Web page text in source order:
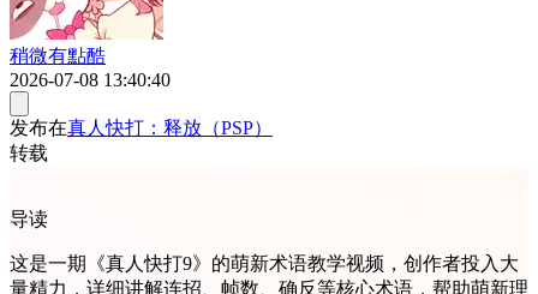
稍微有點酷
2026-07-08 13:40:40
发布在真人快打：释放（PSP）
转载
导读
这是一期《真人快打9》的萌新术语教学视频，创作者投入大
量精力，详细讲解连招、帧数、确反等核心术语，帮助萌新理